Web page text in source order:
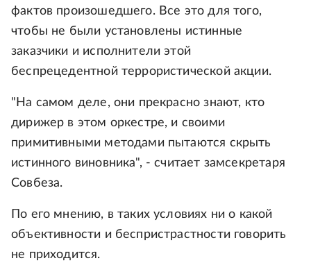
фактов произошедшего. Все это для того,
чтобы не были установлены истинные
заказчики и исполнители этой
беспрецедентной террористической акции.
"На самом деле, они прекрасно знают, кто
дирижер в этом оркестре, и своими
примитивными методами пытаются скрыть
истинного виновника", - считает замсекретаря
Совбеза.
По его мнению, в таких условиях ни о какой
объективности и беспристрастности говорить
не приходится.